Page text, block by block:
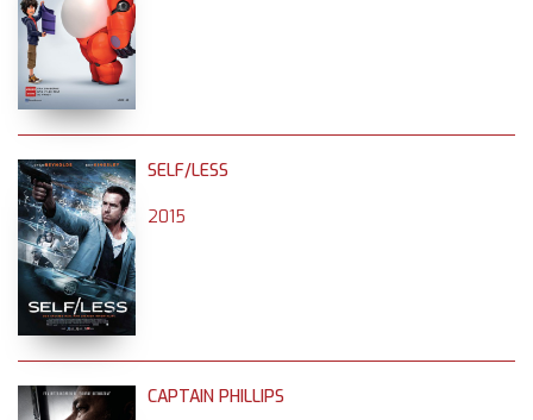
SELF/LESS
2015
CAPTAIN PHILLIPS